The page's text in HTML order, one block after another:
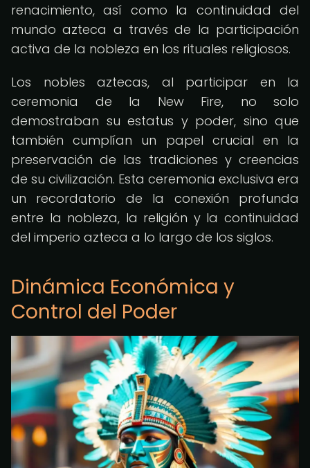
renacimiento, así como la continuidad del
mundo azteca a través de la participación
activa de la nobleza en los rituales religiosos.
Los nobles aztecas, al participar en la
ceremonia de la New Fire, no solo
demostraban su estatus y poder, sino que
también cumplían un papel crucial en la
preservación de las tradiciones y creencias
de su civilización. Esta ceremonia exclusiva era
un recordatorio de la conexión profunda
entre la nobleza, la religión y la continuidad
del imperio azteca a lo largo de los siglos.
Dinámica Económica y
Control del Poder